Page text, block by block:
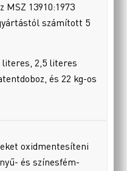
MSZ 13910:1973
számított 5
literes, 2,5 literes
és 22 kg-os
oxidmentesíteni
és színesfém-